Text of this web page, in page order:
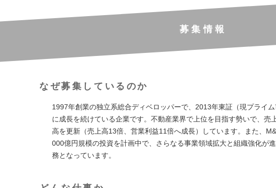
募集情報
なぜ募集しているのか
1997年創業の独立系総合ディベロッパーで、2013年東証（現プライ
に成長を続けている企業です。不動産業界で上位を目指す勢いで、売
高を更新（売上高13倍、営業利益11倍へ成長）しています。また、
000億円規模の投資を計画中で、さらなる事業領域拡大と組織強化が
務となっています。